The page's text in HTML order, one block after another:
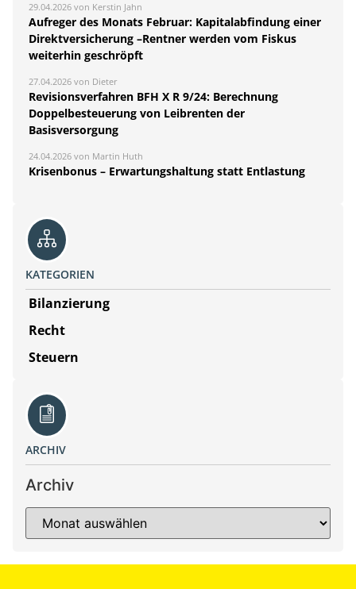
29.04.2026 von Kerstin Jahn
Aufreger des Monats Februar: Kapitalabfindung einer
Direktversicherung –Rentner werden vom Fiskus
weiterhin geschröpft
27.04.2026 von Dieter
Revisionsverfahren BFH X R 9/24: Berechnung
Doppelbesteuerung von Leibrenten der
Basisversorgung
24.04.2026 von Martin Huth
Krisenbonus – Erwartungshaltung statt Entlastung
KATEGORIEN
Bilanzierung
Recht
Steuern
ARCHIV
Archiv